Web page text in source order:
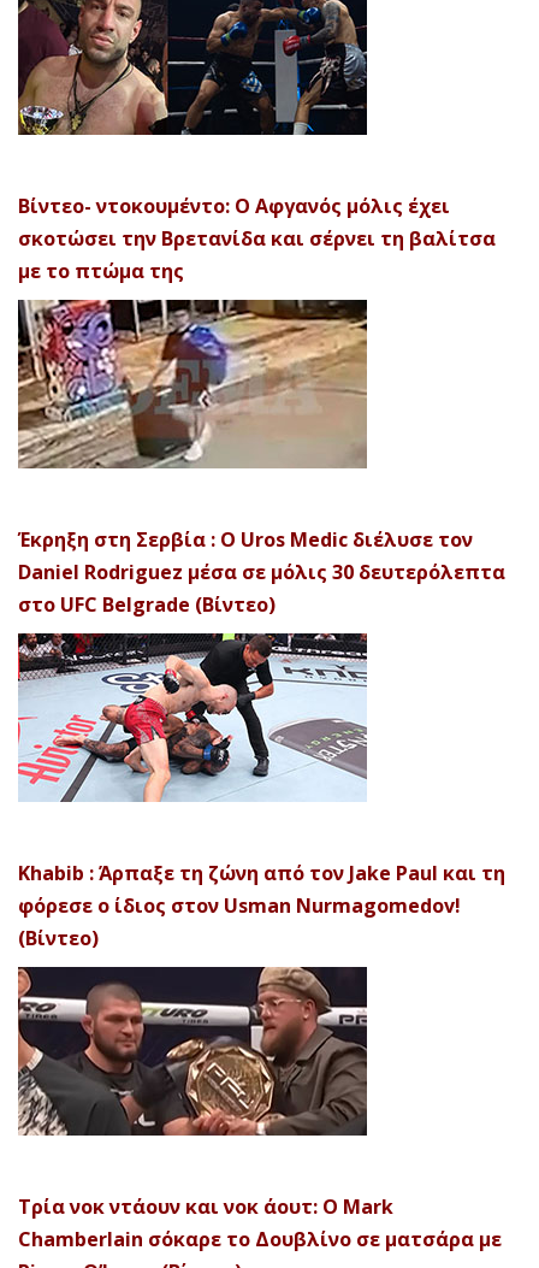
Βίντεο- ντοκουμέντο: Ο Αφγανός μόλις έχει
σκοτώσει την Βρετανίδα και σέρνει τη βαλίτσα
με το πτώμα της
Έκρηξη στη Σερβία : Ο Uros Medic διέλυσε τον
Daniel Rodriguez μέσα σε μόλις 30 δευτερόλεπτα
στο UFC Belgrade (Βίντεο)
Khabib : Άρπαξε τη ζώνη από τον Jake Paul και τη
φόρεσε ο ίδιος στον Usman Nurmagomedov!
(Βίντεο)
Τρία νοκ ντάουν και νοκ άουτ: Ο Mark
Chamberlain σόκαρε το Δουβλίνο σε ματσάρα με